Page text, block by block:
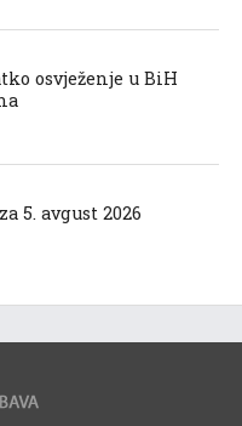
osvježenje u BiH
5. avgust 2026